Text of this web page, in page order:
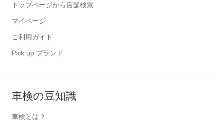
トップページから店舗検索
マイページ
ご利用ガイド
Pick up ブランド
車検の豆知識
車検とは？